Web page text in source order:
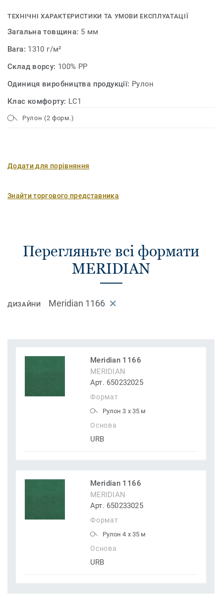
ТЕХНІЧНІ ХАРАКТЕРИСТИКИ ТА УМОВИ ЕКСПЛУАТАЦІЇ
Загальна товщина: 5 мм
Вага: 1310 г/м²
Склад ворсу: 100% PP
Одиниця виробництва продукції: Рулон
Клас комфорту: LC1
Рулон (2 форм.)
Додати для порівняння
Знайти торгового представника
Перегляньте всі формати
MERIDIAN
ДИЗАЙНИ Meridian 1166
Meridian 1166
MERIDIAN
Арт. 650232025
Формат
Рулон 3 x 35 м
Основа
URB
Meridian 1166
MERIDIAN
Арт. 650233025
Формат
Рулон 4 x 35 м
Основа
URB